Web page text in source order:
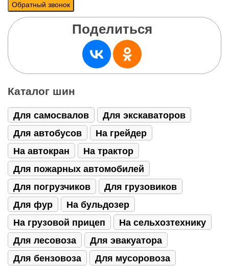
Поделиться
Каталог шин
Для самосвалов
Для экскаваторов
Для автобусов
На грейдер
На автокран
На трактор
Для пожарных автомобилей
Для погрузчиков
Для грузовиков
Для фур
На бульдозер
На грузовой прицеп
На сельхозтехнику
Для лесовоза
Для эвакуатора
Для бензовоза
Для мусоровоза